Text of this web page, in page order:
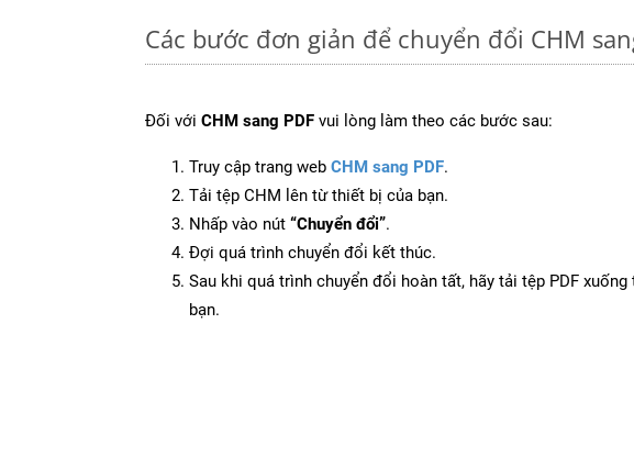
Các bước đơn giản để chuyển đổi CHM
Đối với CHM sang PDF vui lòng làm theo các bước sau:
Truy cập trang web CHM sang PDF.
Tải tệp CHM lên từ thiết bị của bạn.
Nhấp vào nút “Chuyển đổi”.
Đợi quá trình chuyển đổi kết thúc.
Sau khi quá trình chuyển đổi hoàn tất, hãy tải tệp PDF xuống
bạn.